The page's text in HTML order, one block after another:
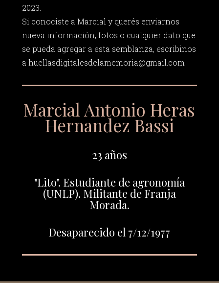
2023.
Si conociste a Marcial y querés enviarnos
nueva información, fotos o cualquier dato que
se pueda agregar a esta semblanza, escribinos
a huellasdigitalesdelamemoria@gmail.com
Marcial Antonio Heras
Hernandez Bassi
23 años
"Lito". Estudiante de agronomía
(UNLP). Militante de Franja
Morada.
Desaparecido el 7/12/1977